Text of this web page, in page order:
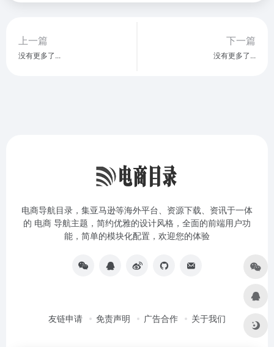
上一篇
没有更多了...
下一篇
没有更多了...
电商导航目录，集亚马逊等海外平台、资源下载、资讯于一体
的 电商 导航主题，简约优雅的设计风格，全面的前端用户功
能，简单的模块化配置，欢迎您的体验
友链申请 免责声明 广告合作 关于我们